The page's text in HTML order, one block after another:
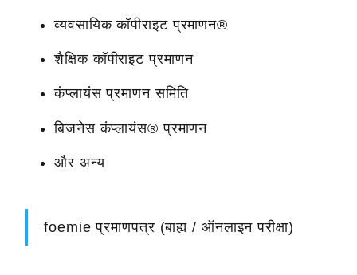
व्यवसायिक कॉपीराइट प्रमाणन®
शैक्षिक कॉपीराइट प्रमाणन
कंप्लायंस प्रमाणन समिति
बिजनेस कंप्लायंस® प्रमाणन
और अन्य
foemie प्रमाणपत्र (बाह्य / ऑनलाइन परीक्षा)